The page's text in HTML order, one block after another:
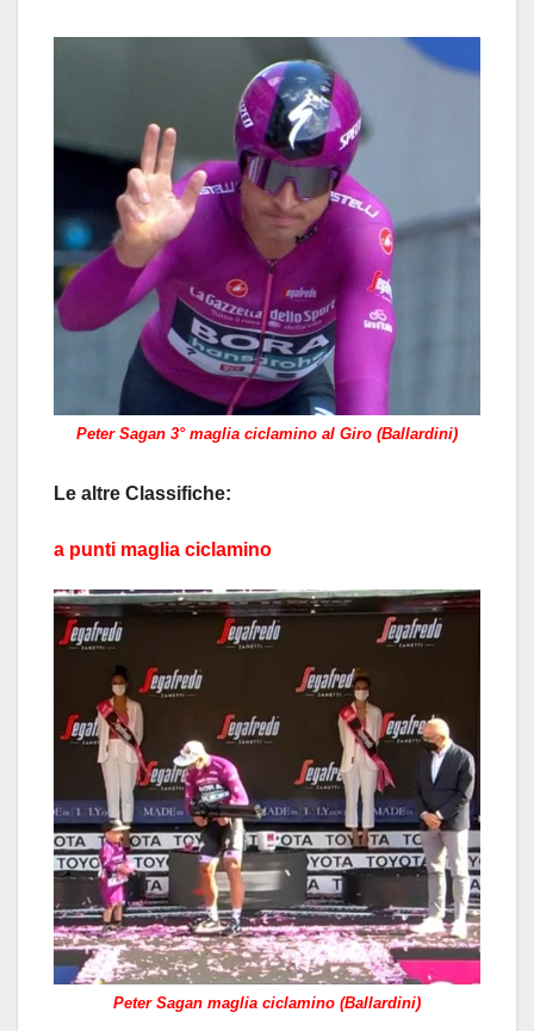
Peter Sagan 3° maglia ciclamino al Giro (Ballardini)
Le altre Classifiche:
a punti maglia ciclamino
Peter Sagan maglia ciclamino (Ballardini)